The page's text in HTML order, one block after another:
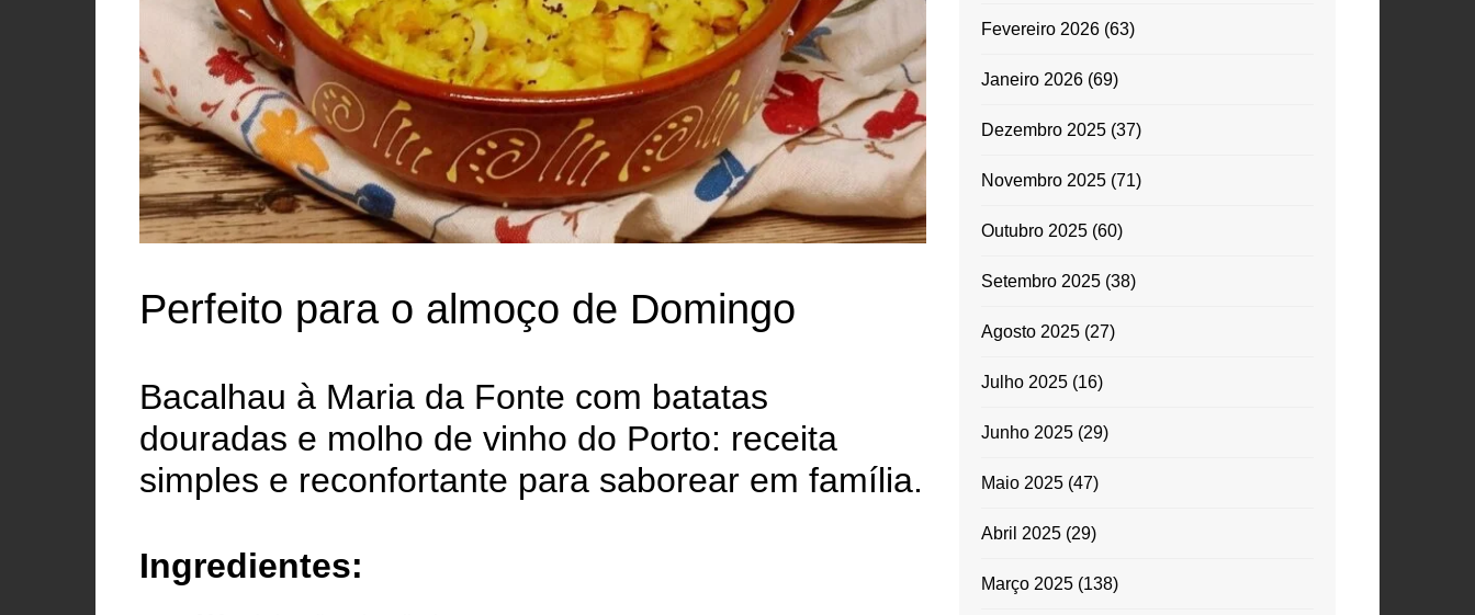
Perfeito para o almoço de Domingo
Bacalhau à Maria da Fonte com batatas
douradas e molho de vinho do Porto: receita
simples e reconfortante para saborear em família.
Ingredientes:
Fevereiro 2026(63)
Janeiro 2026(69)
Dezembro 2025(37)
Novembro 2025(71)
Outubro 2025(60)
Setembro 2025(38)
Agosto 2025(27)
Julho 2025(16)
Junho 2025(29)
Maio 2025(47)
Abril 2025(29)
Março 2025(138)